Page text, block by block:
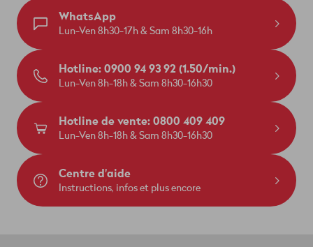
WhatsApp
Lun-Ven 8h30-17h & Sam 8h30-16h
Hotline: 0900 94 93 92 (1.50/min.)
Lun-Ven 8h-18h & Sam 8h30-16h30
Hotline de vente: 0800 409 409
Lun-Ven 8h-18h & Sam 8h30-16h30
Centre d'aide
Instructions, infos et plus encore